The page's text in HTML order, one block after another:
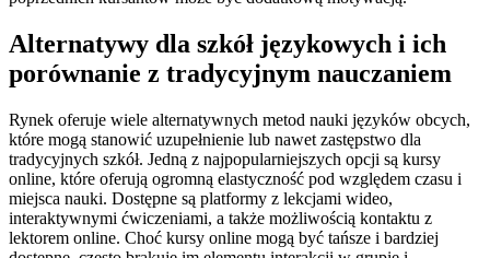
Alternatywy dla szkół językowych i ich
porównanie z tradycyjnym nauczaniem
Rynek oferuje wiele alternatywnych metod nauki języków obcych,
które mogą stanowić uzupełnienie lub nawet zastępstwo dla
tradycyjnych szkół. Jedną z najpopularniejszych opcji są kursy
online, które oferują ogromną elastyczność pod względem czasu i
miejsca nauki. Dostępne są platformy z lekcjami wideo,
interaktywnymi ćwiczeniami, a także możliwością kontaktu z
lektorem online. Choć kursy online mogą być tańsze i bardziej